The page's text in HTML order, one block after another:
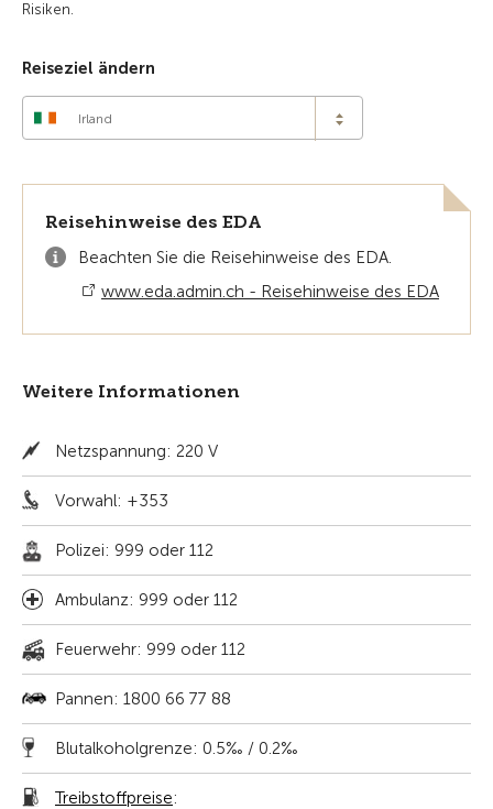
Risiken.
Reiseziel ändern
Irland
Reisehinweise des EDA
Beachten Sie die Reisehinweise des EDA.
www.eda.admin.ch - Reisehinweise des EDA
Weitere Informationen
Netzspannung: 220 V
Vorwahl: +353
Polizei: 999 oder 112
Ambulanz: 999 oder 112
Feuerwehr: 999 oder 112
Pannen: 1800 66 77 88
Blutalkoholgrenze: 0.5‰ / 0.2‰
Treibstoffpreise: